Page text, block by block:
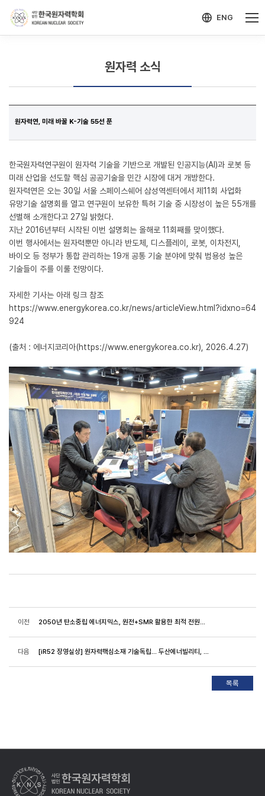
ENG
원자력 소식
원자력연, 미래 바꿀 K-기술 55선 푼
한국원자력연구원이 원자력 기술을 기반으로 개발된 인공지능(AI)과 로봇 등
미래 산업을 선도할 핵심 공공기술을 민간 시장에 대거 개방한다.
원자력연은 오는 30일 서울 스페이스쉐어 삼성역센터에서 제11회 사업화
유망기술 설명회를 열고 연구원이 보유한 특허 기술 중 시장성이 높은 55개를
선별해 소개한다고 27일 밝혔다.
지난 2016년부터 시작된 이번 설명회는 올해로 11회째를 맞이했다.
이번 행사에서는 원자력뿐만 아니라 반도체, 디스플레이, 로봇, 이차전지,
바이오 등 정부가 통합 관리하는 19개 공통 기술 분야에 맞춰 범용성 높은
기술들이 주를 이룰 전망이다.
자세한 기사는 아래 링크 참조
https://www.energykorea.co.kr/news/articleView.html?idxno=64
924
(출처 : 에너지코리아(https://www.energykorea.co.kr), 2026.4.27)
이전
다음